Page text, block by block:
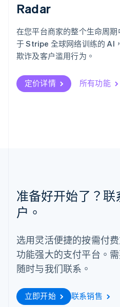
Radar
在您平台商家的整个生命周
于 Stripe 全球网络训练的 AI
欺诈及客户滥用行为。
定价详情 所有功能
准备好开始了？联
户。
选用灵活便捷的按需付
功能强大的支付平台。
随时与我们联系。
立即开始 联系销售
Português
日本語English
瑞典
Svenska English
瑞士
塞浦路斯
English
西班牙
EspañolEnglish
新加坡
English
匈牙利
English
意大利
印度
English